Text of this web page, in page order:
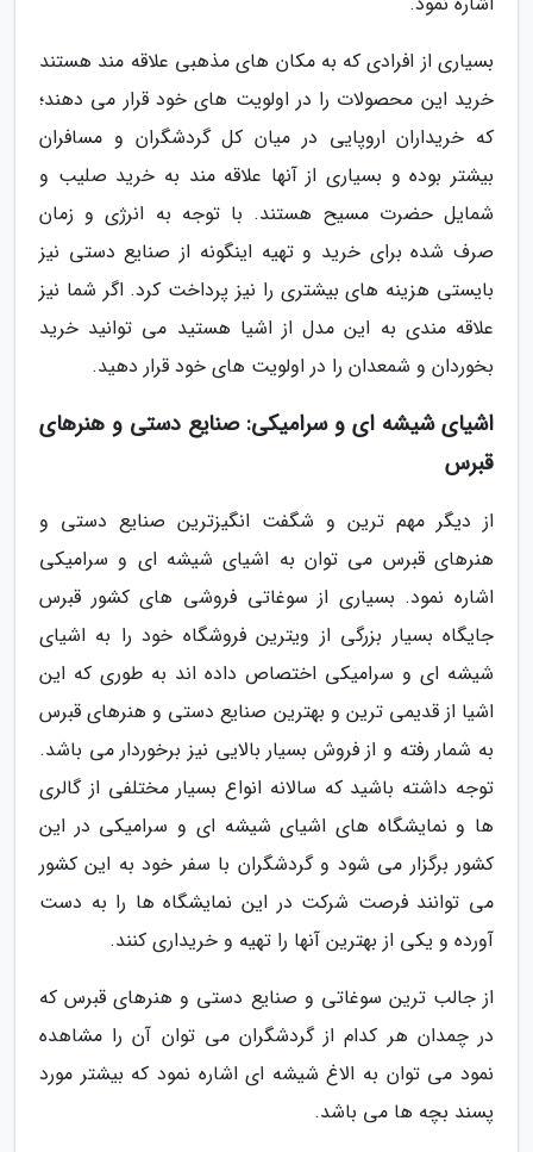
بسیاری از افرادی که به مکان های مذهبی علاقه مند هستند
خرید این محصولات را در اولویت های خود قرار می دهند؛
که خریداران اروپایی در میان کل گردشگران و مسافران
بیشتر بوده و بسیاری از آنها علاقه مند به خرید صلیب و
شمایل حضرت مسیح هستند. با توجه به انرژی و زمان
صرف شده برای خرید و تهیه اینگونه از صنایع دستی نیز
بایستی هزینه های بیشتری را نیز پرداخت کرد. اگر شما نیز
علاقه مندی به این مدل از اشیا هستید می توانید خرید
بخوردان و شمعدان را در اولویت های خود قرار دهید.
اشیای شیشه ای و سرامیکی: صنایع دستی و هنرهای
قبرس
از دیگر مهم ترین و شگفت انگیزترین صنایع دستی و
هنرهای قبرس می توان به اشیای شیشه ای و سرامیکی
اشاره نمود. بسیاری از سوغاتی فروشی های کشور قبرس
جایگاه بسیار بزرگی از ویترین فروشگاه خود را به اشیای
شیشه ای و سرامیکی اختصاص داده اند به طوری که این
اشیا از قدیمی ترین و بهترین صنایع دستی و هنرهای قبرس
به شمار رفته و از فروش بسیار بالایی نیز برخوردار می باشد.
توجه داشته باشید که سالانه انواع بسیار مختلفی از گالری
ها و نمایشگاه های اشیای شیشه ای و سرامیکی در این
کشور برگزار می شود و گردشگران با سفر خود به این کشور
می توانند فرصت شرکت در این نمایشگاه ها را به دست
آورده و یکی از بهترین آنها را تهیه و خریداری کنند.
از جالب ترین سوغاتی و صنایع دستی و هنرهای قبرس که
در چمدان هر کدام از گردشگران می توان آن را مشاهده
نمود می توان به الاغ شیشه ای اشاره نمود که بیشتر مورد
پسند بچه ها می باشد.